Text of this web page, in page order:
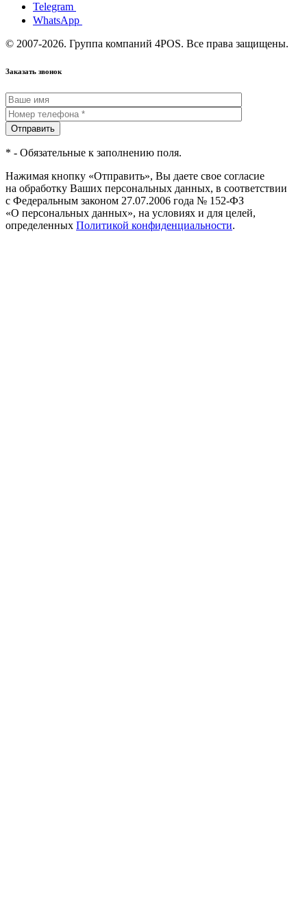
Telegram
WhatsApp
© 2007-2026. Группа компаний 4POS. Все права защищены.
Заказать звонок
Отправить
* - Обязательные к заполнению поля.
Нажимая кнопку «Отправить», Вы даете свое согласие
на обработку Ваших персональных данных, в соответствии
с Федеральным законом 27.07.2006 года № 152-ФЗ
«О персональных данных», на условиях и для целей,
определенных Политикой конфиденциальности.